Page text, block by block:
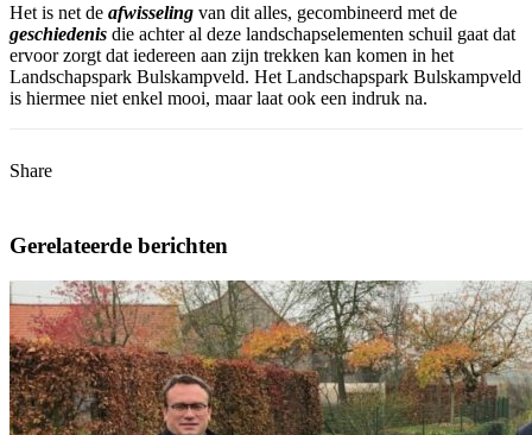
Het is net de afwisseling van dit alles, gecombineerd met de
geschiedenis die achter al deze landschapselementen schuil gaat dat
ervoor zorgt dat iedereen aan zijn trekken kan komen in het
Landschapspark Bulskampveld. Het Landschapspark Bulskampveld
is hiermee niet enkel mooi, maar laat ook een indruk na.
Share
Gerelateerde berichten